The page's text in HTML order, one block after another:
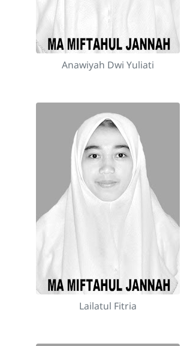
Anawiyah Dwi Yuliati
Lailatul Fitria